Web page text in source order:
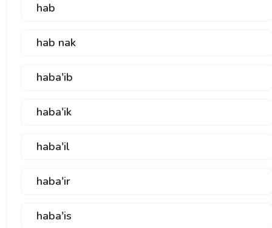
hab
hab nak
haba'ib
haba'ik
haba'il
haba'ir
haba'is